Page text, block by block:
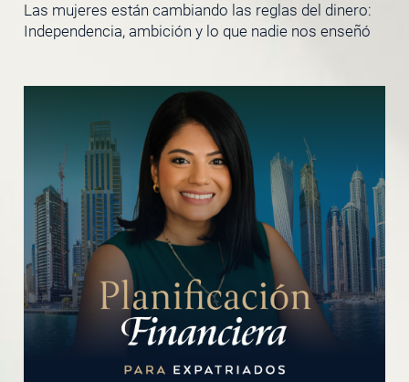
Las mujeres están cambiando las reglas del dinero:
Independencia, ambición y lo que nadie nos enseñó